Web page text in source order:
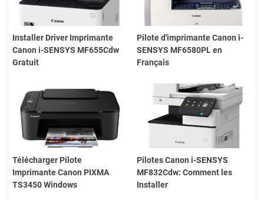
Installer Driver Imprimante
Canon i-SENSYS MF655Cdw
Gratuit
Pilote d'imprimante Canon i-
SENSYS MF6580PL en
Français
Télécharger Pilote
Imprimante Canon PIXMA
TS3450 Windows
Pilotes Canon i-SENSYS
MF832Cdw: Comment les
Installer